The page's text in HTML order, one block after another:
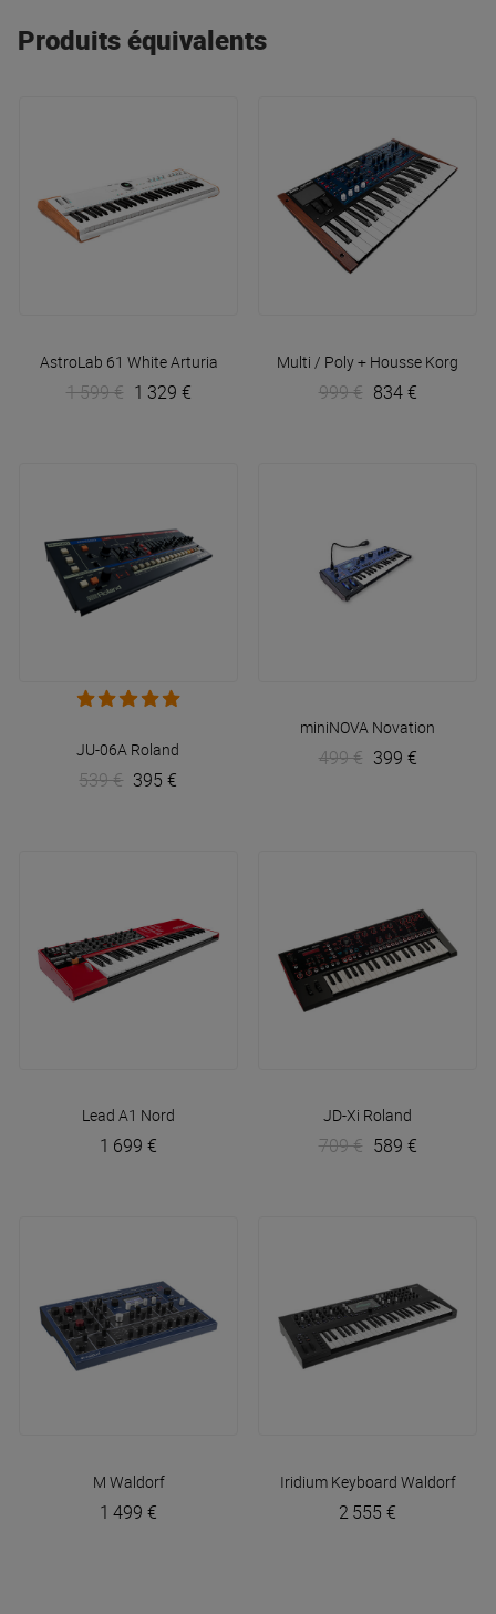
créatives et intuitives pour la production musicale,
l’enregistrement et la performance live, tout en restant
Produits équivalents
AstroLab 61 WhiteArturia
1 599 € 1 329 €
Multi / Poly + Housse Korg
999 € 834 €
JU-06A Roland
539 € 395 €
miniNOVA Novation
499 € 399 €
Lead A1 Nord
1 699 €
JD-Xi Roland
709 € 589 €
M Waldorf
1 499 €
Iridium Keyboard Waldorf
2 555 €